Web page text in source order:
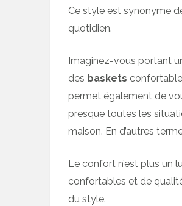
Ce style est synonyme
quotidien.
Imaginez-vous portant
des baskets
permet également de
presque toutes les
maison. En d’autres
Le confort n’est plus un
confortables et de
du style.